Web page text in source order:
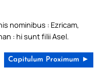
nominibus : Ezricam,
: hi sunt filii Asel.
Capitulum Proximum ►